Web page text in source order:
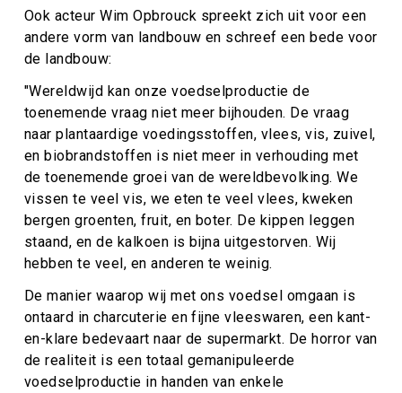
Ook acteur Wim Opbrouck spreekt zich uit voor een
andere vorm van landbouw en schreef een bede voor
de landbouw:
"Wereldwijd kan onze voedselproductie de
toenemende vraag niet meer bijhouden. De vraag
naar plantaardige voedingsstoffen, vlees, vis, zuivel,
en biobrandstoffen is niet meer in verhouding met
de toenemende groei van de wereldbevolking. We
vissen te veel vis, we eten te veel vlees, kweken
bergen groenten, fruit, en boter. De kippen leggen
staand, en de kalkoen is bijna uitgestorven. Wij
hebben te veel, en anderen te weinig.
De manier waarop wij met ons voedsel omgaan is
ontaard in charcuterie en fijne vleeswaren, een kant-
en-klare bedevaart naar de supermarkt. De horror van
de realiteit is een totaal gemanipuleerde
voedselproductie in handen van enkele